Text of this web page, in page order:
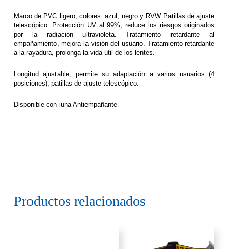
Marco de PVC ligero, colores: azul, negro y RVW Patillas de ajuste
telescópico. Protección UV al 99%; reduce los riesgos originados
por la radiación ultravioleta. Tratamiento retardante al
empañamiento, mejora la visión del usuario. Tratamiento retardante
a la rayadura, prolonga la vida útil de los lentes.
Longitud ajustable, permite su adaptación a varios usuarios (4
posiciones); patillas de ajuste telescópico.
Disponible con luna Antiempañante.
Productos relacionados